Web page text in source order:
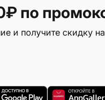
по
и получите скидку